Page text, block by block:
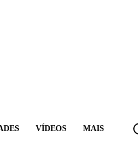
VÍDEOS MAIS